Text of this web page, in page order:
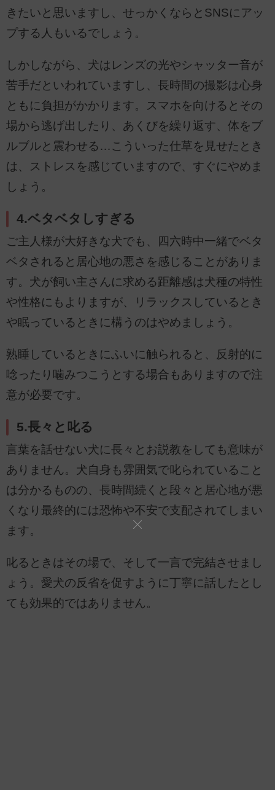
きたいと思いますし、せっかくならとSNSにアッ
プする人もいるでしょう。
しかしながら、犬はレンズの光やシャッター音が
苦手だといわれていますし、長時間の撮影は心身
ともに負担がかかります。スマホを向けるとその
場から逃げ出したり、あくびを繰り返す、体をブ
ルブルと震わせる…こういった仕草を見せたとき
は、ストレスを感じていますので、すぐにやめま
しょう。
4.ベタベタしすぎる
ご主人様が大好きな犬でも、四六時中一緒でベタ
ベタされると居心地の悪さを感じることがありま
す。犬が飼い主さんに求める距離感は犬種の特性
や性格にもよりますが、リラックスしているとき
や眠っているときに構うのはやめましょう。
熟睡しているときにふいに触られると、反射的に
唸ったり噛みつこうとする場合もありますので注
意が必要です。
5.長々と叱る
言葉を話せない犬に長々とお説教をしても意味が
ありません。犬自身も雰囲気で叱られていること
は分かるものの、長時間続くと段々と居心地が悪
くなり最終的には恐怖や不安で支配されてしまい
ます。
叱るときはその場で、そして一言で完結させまし
ょう。愛犬の反省を促すように丁寧に話したとし
ても効果的ではありません。